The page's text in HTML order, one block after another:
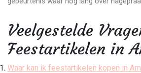
Veelgestelde
Feestartikelen in
Waar kan ik feestartikelen kopen in